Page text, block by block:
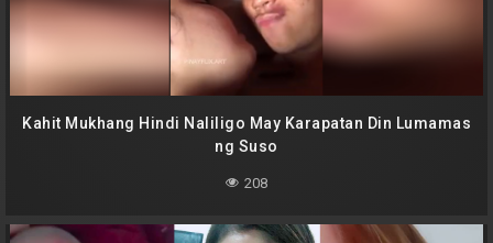
Kahit Mukhang Hindi Naliligo May Karapatan Din Lumamas
ng Suso
208